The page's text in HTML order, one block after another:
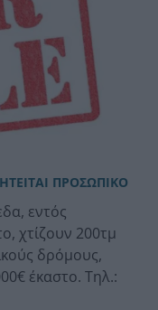
ΠΡΟΣΩΠΙΚΟ
εντός
χτίζουν 200τμ
δρόμους,
έκαστο. Τηλ.: